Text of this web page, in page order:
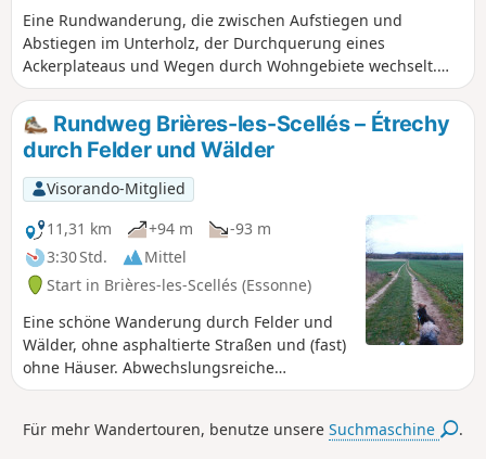
Eine Rundwanderung, die zwischen Aufstiegen und
Abstiegen im Unterholz, der Durchquerung eines
Ackerplateaus und Wegen durch Wohngebiete wechselt.
Ein Abstecher hin und zurück ermöglicht den Besuch einer
Polierwerkstatt aus der Jungsteinzeit.
Rundweg Brières-les-Scellés – Étrechy
durch Felder und Wälder
Visorando-Mitglied
11,31 km
+94 m
-93 m
3:30 Std.
Mittel
Start in Brières-les-Scellés (Essonne)
Eine schöne Wanderung durch Felder und
Wälder, ohne asphaltierte Straßen und (fast)
ohne Häuser. Abwechslungsreiche
Landschaften, Tal, Wald, Felsen,
Picknickplätzen. Ein großes Stück Natur!
Für mehr Wandertouren, benutze unsereSuchmaschine .